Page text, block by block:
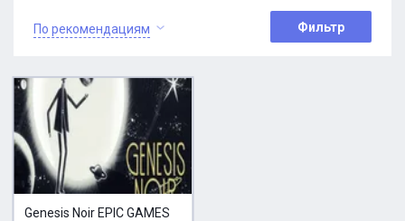
По рекомендациям Фильтр
Genesis Noir EPIC GAMES